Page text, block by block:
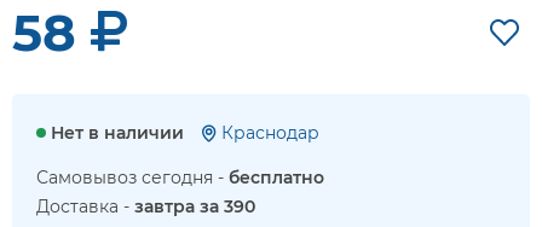
58
Нет в наличии Краснодар
Самовывоз сегодня - бесплатно
Доставка - завтра за 390